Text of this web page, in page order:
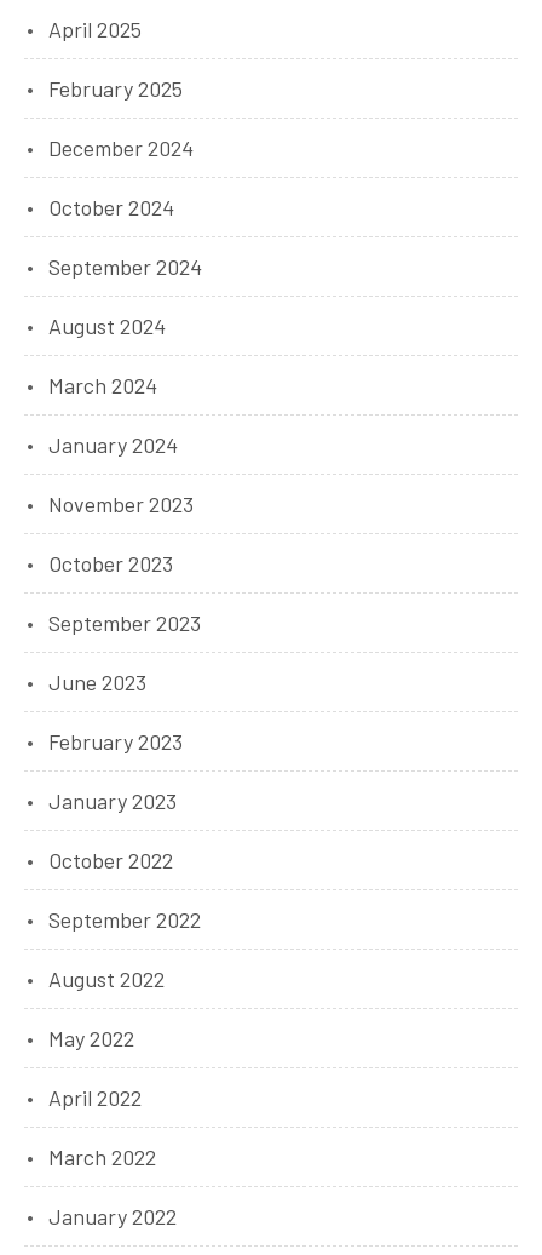
April 2025
February 2025
December 2024
October 2024
September 2024
August 2024
March 2024
January 2024
November 2023
October 2023
September 2023
June 2023
February 2023
January 2023
October 2022
September 2022
August 2022
May 2022
April 2022
March 2022
January 2022